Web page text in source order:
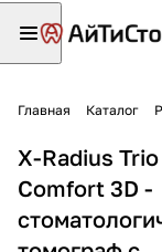
Главная Каталог
X-Radius
Comfort 3D -